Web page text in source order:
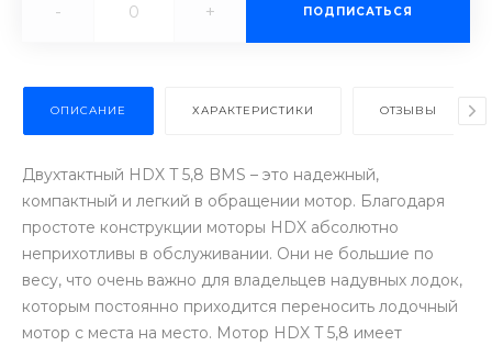
- + ПОДПИСАТЬСЯ
ОПИСАНИЕ ХАРАКТЕРИСТИКИ ОТЗЫВЫ
Двухтактный HDX T 5,8 BMS – это надежный,
компактный и легкий в обращении мотор. Благодаря
простоте конструкции моторы HDX абсолютно
неприхотливы в обслуживании. Они не большие по
весу, что очень важно для владельцев надувных лодок,
которым постоянно приходится переносить лодочный
мотор с места на место. Мотор HDX T 5,8 имеет